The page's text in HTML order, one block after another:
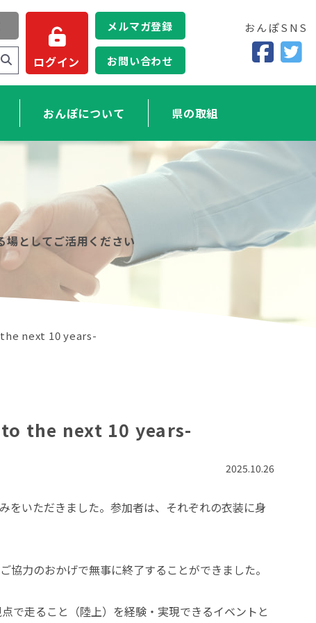
ログイン
おんぽについて 県の取組
メルマガ登録
お問い合わせ
おんぽSNS
場としてご活用ください
next 10 years-
the next 10 years-
2025.10.26
をいただきました。参加者は、それぞれの衣装に身
力のおかげで無事に終了することができました。
で走ること（陸上）を経験・実現できるイベントと